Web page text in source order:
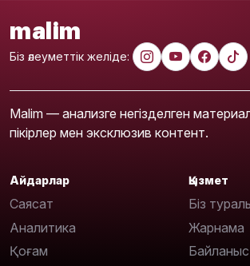
malim
Біз әлеуметтік желіде:
Malim — анализге негізделген
пікірлер мен эксклюзив контент.
Айдарлар
Саясат
Аналитика
Қоғам
Қызмет
Біз
Жарнама
Байланыс